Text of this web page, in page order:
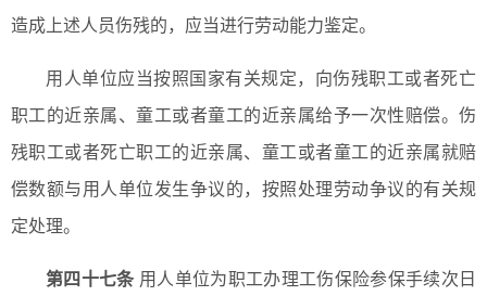
造成上述人员伤残的，应当进行劳动能力鉴定。
用人单位应当按照国家有关规定，向伤残职工或者死亡
职工的近亲属、童工或者童工的近亲属给予一次性赔偿。伤
残职工或者死亡职工的近亲属、童工或者童工的近亲属就赔
偿数额与用人单位发生争议的，按照处理劳动争议的有关规
定处理。
第四十七条 用人单位为职工办理工伤保险参保手续次日